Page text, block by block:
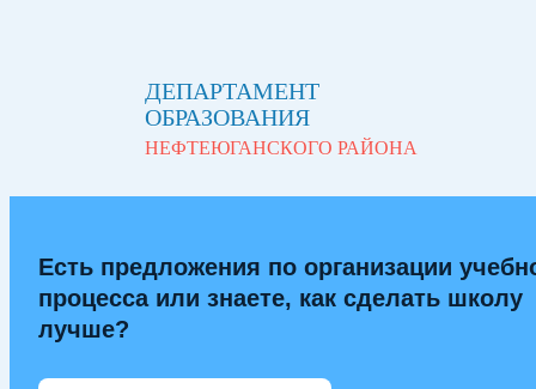
ДЕПАРТАМЕНТ
ОБРАЗОВАНИЯ
НЕФТЕЮГАНСКОГО РАЙОНА
Есть предложения по организации
процесса или знаете, как сделать школу
лучше?